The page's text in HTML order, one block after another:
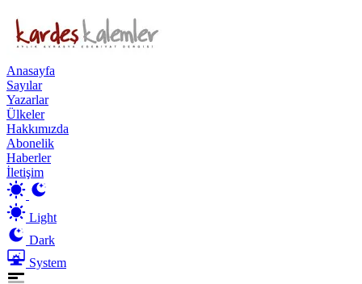
Anasayfa
Sayılar
Yazarlar
Ülkeler
Hakkımızda
Abonelik
Haberler
İletişim
Light
Dark
System